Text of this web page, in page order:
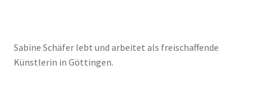
Sabine Schäfer lebt und arbeitet als freischaffende
Künstlerin in Göttingen.